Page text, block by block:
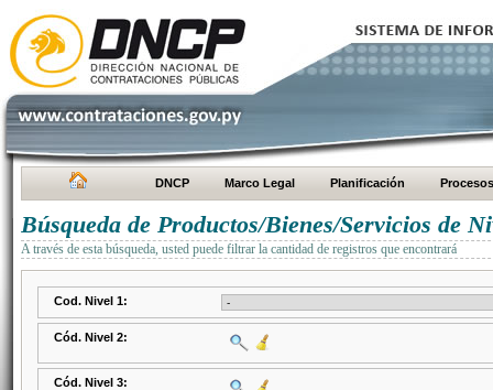
DNCP Marco Legal Planificación Procesos
Búsqueda de Productos/Bienes/Servicios de
A través de esta búsqueda, usted puede filtrar la cantidad de registros que encontrará
Cod. Nivel 1:
Cód. Nivel 2:
Cód. Nivel 3: